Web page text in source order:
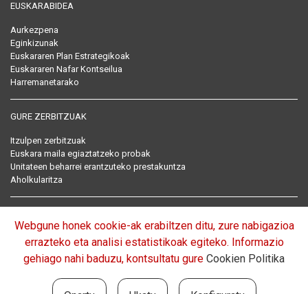
EUSKARABIDEA
Aurkezpena
Eginkizunak
Euskararen Plan Estrategikoak
Euskararen Nafar Kontseilua
Harremanetarako
GURE ZERBITZUAK
Itzulpen zerbitzuak
Euskara maila egiaztatzeko probak
Unitateen beharrei erantzuteko prestakuntza
Aholkularitza
Arautegia
Webgune honek cookie-ak erabiltzen ditu, zure nabigazioa
errazteko eta analisi estatistikoak egiteko. Informazio
gehiago nahi baduzu, kontsultatu gure Cookien Politika